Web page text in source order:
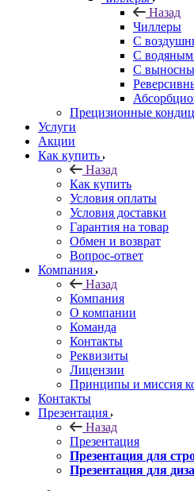
Назад
Чиллеры
С
С
С
Прецизионные
Услуги
Акции
Как купить
Назад
Как купить
Условия оплаты
Условия доставки
Гарантия на товар
Обмен и возврат
Вопрос-ответ
Компания
Назад
Компания
О компании
Команда
Контакты
Реквизиты
Лицензии
Принципы и миссия
Контакты
Презентация
Назад
Презентация
Презентация для
Презентация для